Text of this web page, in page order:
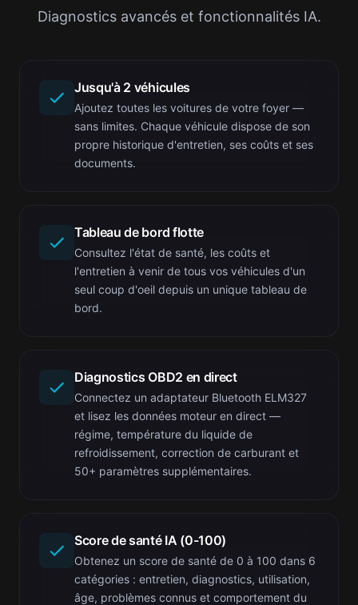
Diagnostics avancés et fonctionnalités IA.
Jusqu'à 2 véhicules
Ajoutez toutes les voitures de votre foyer —
sans limites. Chaque véhicule dispose de son
propre historique d'entretien, ses coûts et ses
documents.
Tableau de bord flotte
Consultez l'état de santé, les coûts et
l'entretien à venir de tous vos véhicules d'un
seul coup d'oeil depuis un unique tableau de
bord.
Diagnostics OBD2 en direct
Connectez un adaptateur Bluetooth ELM327
et lisez les données moteur en direct —
régime, température du liquide de
refroidissement, correction de carburant et
50+ paramètres supplémentaires.
Score de santé IA (0-100)
Obtenez un score de santé de 0 à 100 dans 6
catégories : entretien, diagnostics, utilisation,
âge, problèmes connus et comportement du